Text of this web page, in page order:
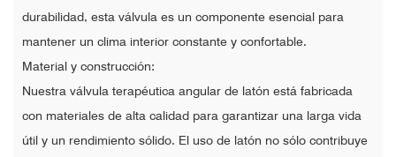
durabilidad, esta válvula es un componente esencial para
mantener un clima interior constante y confortable.
Material y construcción:
Nuestra válvula terapéutica angular de latón está fabricada
con materiales de alta calidad para garantizar una larga vida
útil y un rendimiento sólido. El uso de latón no sólo contribuye